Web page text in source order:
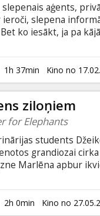
slepenais aģents,
slepena
Bet ko iesākt, ja pa
pret otru, kad
neitralizēšanas
pielietojot visu
1h 37min Kino no
ziloņiem
for Elephants
students
grandiozai
Marlēna apbur
viņa ir nonākusi
Augustu.
2h 0min Kino no